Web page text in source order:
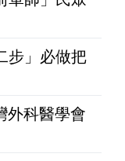
步」必做把
外科醫學會